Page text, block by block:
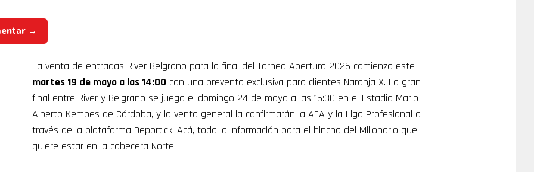
→
La venta de entradas River Belgrano para la final del Torneo Apertura 2026 comienza este
martes 19 de mayo a las 14:00 con una preventa exclusiva para clientes Naranja X. La gran
final entre River y Belgrano se juega el domingo 24 de mayo a las 15:30 en el Estadio Mario
Alberto Kempes de Córdoba, y la venta general la confirmarán la AFA y la Liga Profesional a
través de la plataforma Deportick. Acá, toda la información para el hincha del Millonario que
quiere estar en la cabecera Norte.